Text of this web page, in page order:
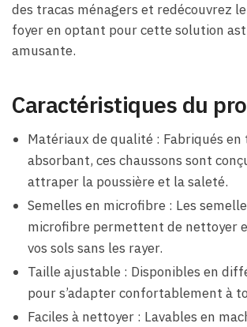
des tracas ménagers et redécouvrez
foyer en optant pour cette solution
amusante.
Caractéristiques du
Matériaux de qualité : Fabriqués en
absorbant, ces chaussons sont
attraper la poussière et la saleté.
Semelles en microfibre : Les
microfibre permettent de nettoyer
vos sols sans les rayer.
Taille ajustable : Disponibles en
pour s’adapter confortablement à
Faciles à nettoyer : Lavables en